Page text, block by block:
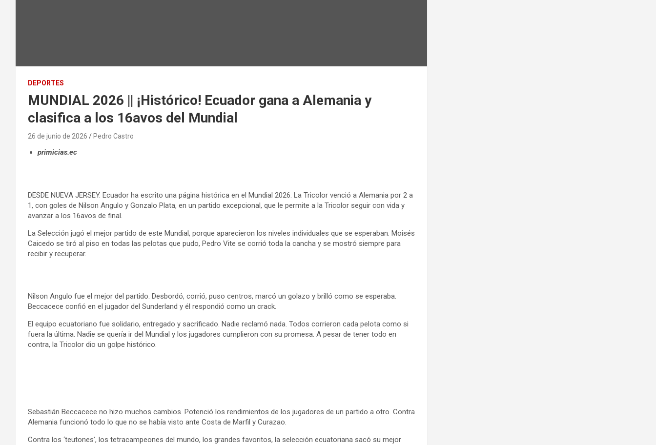
DEPORTES
MUNDIAL 2026 || ¡Histórico! Ecuador gana a Alemania y
clasifica a los 16avos del Mundial
26 de junio de 2026 Pedro Castro
primicias.ec
DESDE NUEVA JERSEY. Ecuador ha escrito una página histórica en el Mundial 2026. La Tricolor venció a Alemania por 2 a
1, con goles de Nilson Angulo y Gonzalo Plata, en un partido excepcional, que le permite a la Tricolor seguir con vida y
avanzar a los 16avos de final.
La Selección jugó el mejor partido de este Mundial, porque aparecieron los niveles individuales que se esperaban. Moisés
Caicedo se tiró al piso en todas las pelotas que pudo, Pedro Vite se corrió toda la cancha y se mostró siempre para
recibir y recuperar.
Nilson Angulo fue el mejor del partido. Desbordó, corrió, puso centros, marcó un golazo y brilló como se esperaba.
Beccacece confió en el jugador del Sunderland y él respondió como un crack.
El equipo ecuatoriano fue solidario, entregado y sacrificado. Nadie reclamó nada. Todos corrieron cada pelota como si
fuera la última. Nadie se quería ir del Mundial y los jugadores cumplieron con su promesa. A pesar de tener todo en
contra, la Tricolor dio un golpe histórico.
Sebastián Beccacece no hizo muchos cambios. Potenció los rendimientos de los jugadores de un partido a otro. Contra
Alemania funcionó todo lo que no se había visto ante Costa de Marfil y Curazao.
Contra los ‘teutones’, los tetracampeones del mundo, los grandes favoritos, la selección ecuatoriana sacó su mejor